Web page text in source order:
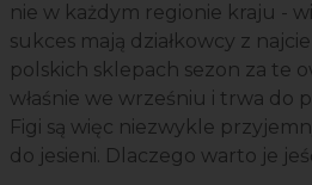
nie w każdym regionie kraju -
sukces mają działkowcy z
polskich sklepach sezon za te
właśnie we wrześniu i trwa do
Figi są więc niezwykle
do jesieni. Dlaczego warto je